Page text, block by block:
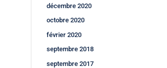
décembre 2020
octobre 2020
février 2020
septembre 2018
septembre 2017